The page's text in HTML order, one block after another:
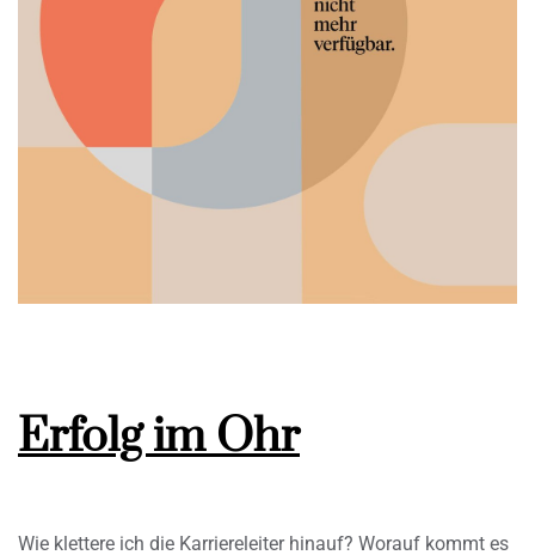
Erfolg im Ohr
Wie klettere ich die Karriereleiter hinauf? Worauf kommt es